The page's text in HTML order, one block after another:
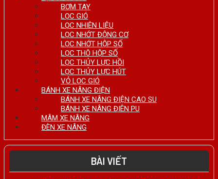
BƠM TAY
LỌC GIÓ
LỌC NHIÊN LIỆU
LỌC NHỚT ĐỘNG CƠ
LỌC NHỚT HỘP SỐ
LỌC THÔ HỘP SỐ
LỌC THỦY LỰC HỒI
LỌC THỦY LỰC HÚT
VỎ LỌC GIÓ
BÁNH XE NÂNG ĐIỆN
BÁNH XE NÂNG ĐIỆN CAO SU
BÁNH XE NÂNG ĐIÊN PU
MÂM XE NÂNG
ĐÈN XE NÂNG
BÀI VIẾT